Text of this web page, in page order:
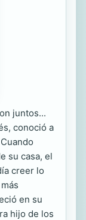
juntos...
conoció a
su casa, el
creer lo
en su
hijo de los